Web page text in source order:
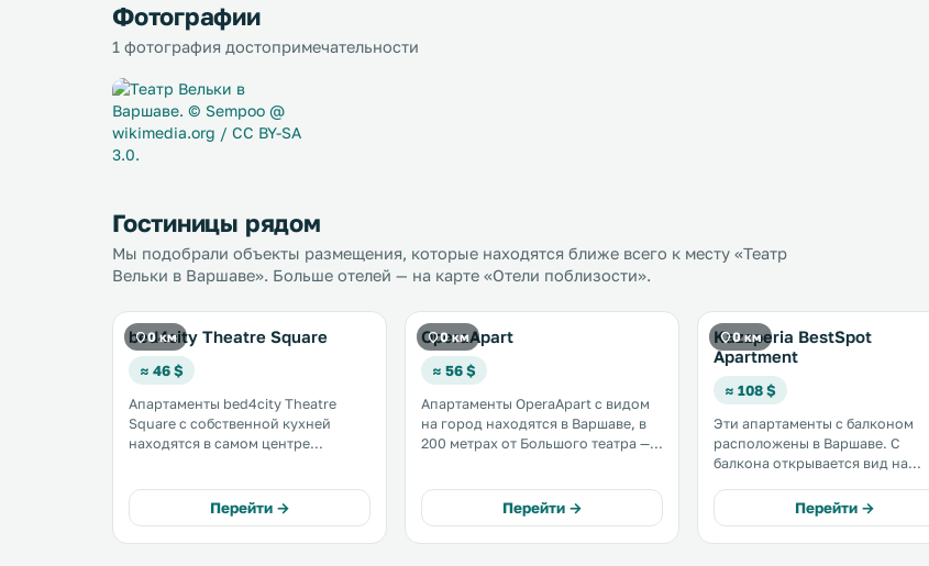
Фотографии
1 фотография достопримечательности
Гостиницы рядом
Мы подобрали объекты размещения, которые находятся ближе всего к месту «Театр
Вельки в Варшаве». Больше отелей — на карте «Отели поблизости».
0 км
bed4city Theatre Square
≈ 46 $
Апартаменты bed4city Theatre
Square с собственной кухней
находятся в самом центре
«Большого театра —
Национальной оперы». В
апартаментах обустроена ванная
Перейти →
0 км
OperaApart
≈ 56 $
Апартаменты OperaApart с видом
на город находятся в Варшаве, в
200 метрах от Большого театра —
Неизвестного солдата. На всей
территории действует бесплатный
Wi-Fi . Мини-кухня оснащена
Перейти →
0 км
Kazzperia BestSpot
Apartment
≈ 108 $
Эти апартаменты с балконом
расположены в Варшаве. С
балкона открывается вид на
бесплатный Wi-Fi. На территории
здания обустроена бесплатная
частная парковка. .
Перейти →